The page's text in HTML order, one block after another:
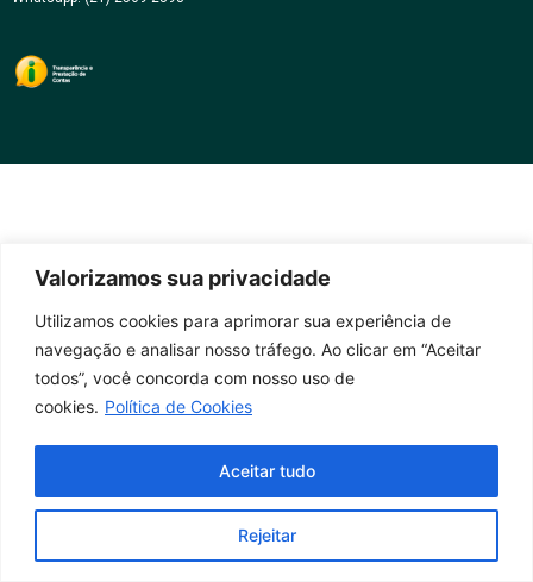
Valorizamos sua privacidade
Utilizamos cookies para aprimorar sua experiência de
navegação e analisar nosso tráfego. Ao clicar em “Aceitar
todos”, você concorda com nosso uso de
cookies. Política de Cookies
Rejeitar
Aceitar tudo